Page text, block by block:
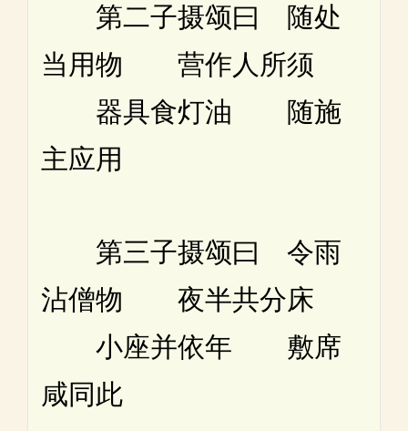
第二子摄颂曰 随处
当用物 营作人所须
器具食灯油 随施
主应用
第三子摄颂曰 令雨
沾僧物 夜半共分床
小座并依年 敷席
咸同此